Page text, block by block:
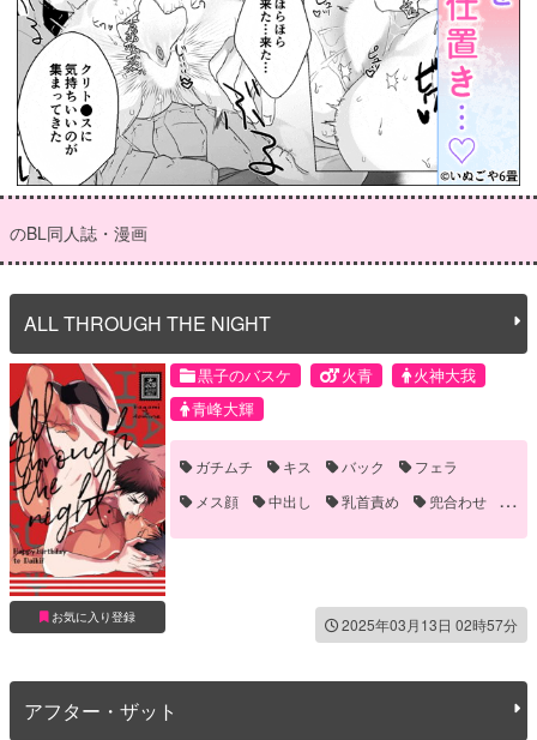
のBL同人誌・漫画
ALL THROUGH THE NIGHT
お気に入り登録
黒子のバスケ 火青
火神大我
青峰大輝
ガチムチ キス バック
フェラ
メス顔
中出し 乳首責め
兜合わせ
対面座位
恋人 褐色 騎乗位
2025年03月13日 02時57分
アフター・ザット